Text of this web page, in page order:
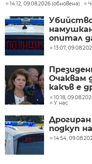
14:12, 09.08.2026 (обновена)
опитал
13:07,
Очаквам
какъв е
10:18,
У нас
подкуп
14:54,